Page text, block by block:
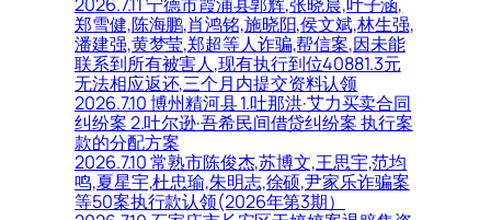
郑雪健,陈海鹏,肖鸿铭,施晓阳,侯文斌,林生强,
潘建强,黄梦莹,郑超等人诈骗,帮信案,因未能
联系到所有被害人,现有执行到位40881.3元
无法相应返还,三个月内提交资料认领
2026.7.10 博州精河县 1.吐那洪·艾力买卖合同
纠纷案 2.吐尔逊·吾希民间借贷纠纷案 执行案
款的分配方案
2026.7.10 常熟市陈俊杰,苏博文,王思宇,范均
鸣,夏星宇,杜忠瑜,朱明志,徐硕,尹家乐诈骗案
等50案执行款认领(2026年第3期）